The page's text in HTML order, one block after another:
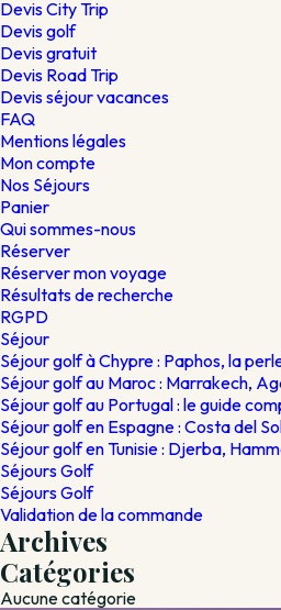
Devis City Trip
Devis golf
Devis gratuit
Devis Road Trip
Devis séjour vacances
FAQ
Mentions légales
Mon compte
Nos Séjours
Panier
Qui sommes-nous
Réserver
Réserver mon voyage
Résultats de recherche
RGPD
Séjour
Séjour golf à Chypre : Paphos, la
Séjour golf au Maroc : Marrakech,
Séjour golf au Portugal : le guide
Séjour golf en Espagne : Costa del
Séjour golf en Tunisie : Djerba,
Séjours Golf
Séjours Golf
Validation de la commande
Archives
Catégories
Aucune catégorie